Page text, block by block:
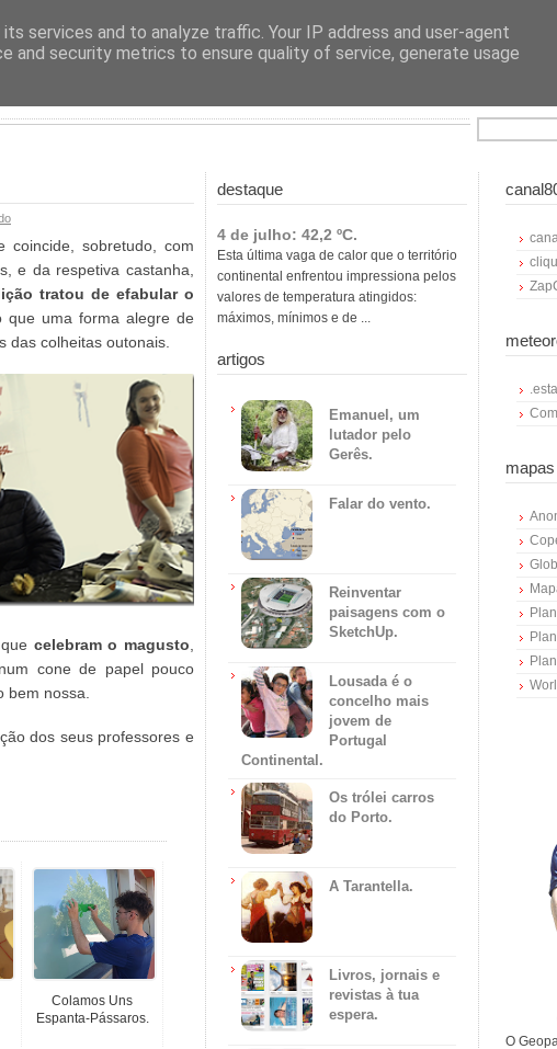
coincide, sobretudo, com
e da respetiva castanha,
tratou de efabular o
uma forma alegre de
das colheitas outonais.
celebram o magusto
cone de papel pouco
nossa.
dos seus professores e
Colamos Uns
Espanta-Pássaros.
destaque
4 de julho: 42,2 ºC.
Esta última vaga de calor que o território
continental enfrentou impressiona pelos
valores de temperatura atingidos:
máximos, mínimos e de ...
artigos
Emanuel, um
lutador pelo
Gerês.
Falar do vento.
Reinventar
paisagens com o
SketchUp.
Lousada é o
concelho mais
jovem de
Portugal
Continental.
Os trólei carros
do Porto.
A Tarantella.
Livros, jornais e
revistas à tua
espera.
O
services and to analyze traffic. Your IP address and user-agent
and security metrics to ensure quality of service, generate usage